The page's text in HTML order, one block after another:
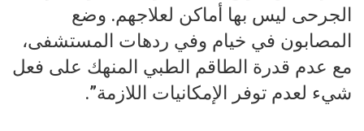
الجرحى ليس بها أماكن لعلاجهم. وضع
المصابون في خيام وفي ردهات المستشفى،
مع عدم قدرة الطاقم الطبي المنهك على فعل
شيء لعدم توفر الإمكانيات اللازمة”.